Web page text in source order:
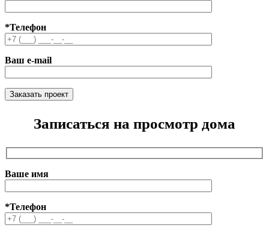
*Телефон
Ваш e-mail
Записаться на просмотр дома
Ваше имя
*Телефон